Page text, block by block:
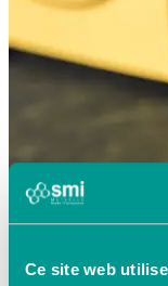
Ce site web